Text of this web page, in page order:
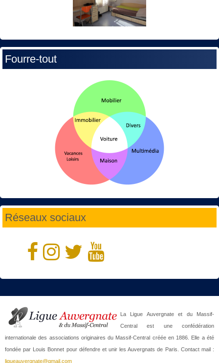
Fourre-tout
Réseaux sociaux
La Ligue Auvergnate et du Massif-
Central est une confédération
internationale des associations originaires du Massif-Central créée en 1886. Elle a été
fondée par Louis Bonnet pour défendre et unir les Auvergnats de Paris. Contact mail :
ligueauvergnate@gmail.com